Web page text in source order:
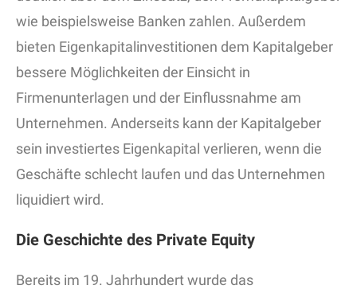
wie beispielsweise Banken zahlen. Außerdem
bieten Eigenkapitalinvestitionen dem Kapitalgeber
bessere Möglichkeiten der Einsicht in
Firmenunterlagen und der Einflussnahme am
Unternehmen. Anderseits kann der Kapitalgeber
sein investiertes Eigenkapital verlieren, wenn die
Geschäfte schlecht laufen und das Unternehmen
liquidiert wird.
Die Geschichte des Private Equity
Bereits im 19. Jahrhundert wurde das